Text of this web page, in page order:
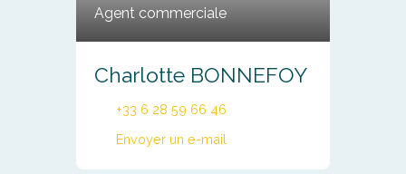
Agent commerciale
Charlotte BONNEFOY
+33 6 28 59 66 46
Envoyer un e-mail